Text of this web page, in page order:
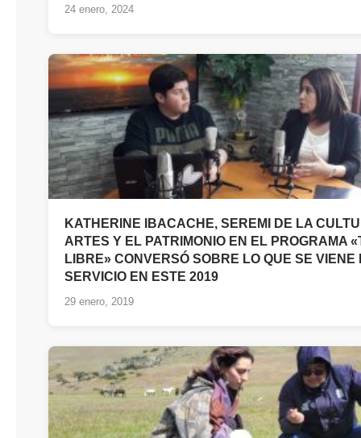
24 enero, 2024
KATHERINE IBACACHE, SEREMI DE LA
ARTES Y EL PATRIMONIO EN EL PROGRAMA
LIBRE» CONVERSÓ SOBRE LO QUE SE VIENE
SERVICIO EN ESTE 2019
29 enero, 2019